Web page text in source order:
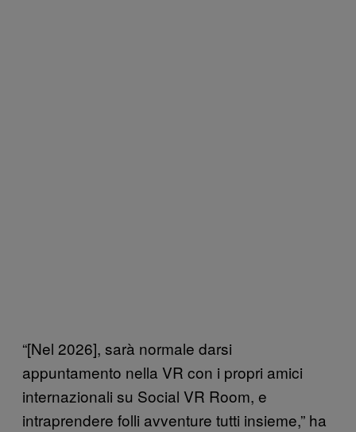
“[Nel 2026], sarà normale darsi
appuntamento nella VR con i propri amici
internazionali su Social VR Room, e
intraprendere folli avventure tutti insieme,” ha